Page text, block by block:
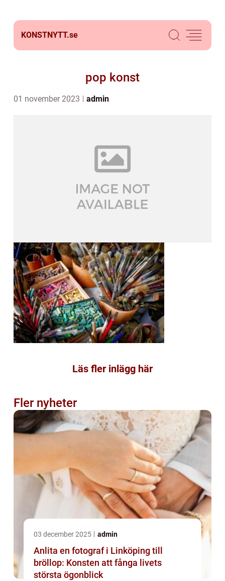
KONSTNYTT.se
pop konst
01 november 2023 admin
Läs fler inlägg här
Fler nyheter
03 december 2025 admin
Anlita en fotograf i Linköping till
bröllop: Konsten att fånga livets
största ögonblick